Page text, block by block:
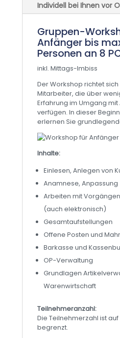
Individell bei Ihnen vor
Gruppen-
Anfänger bis
Personen an 8
inkl. Mittags-Imbiss
Der Workshop richtet
Mitarbeiter, die über
Erfahrung im Umgang mit
verfügen. In dieser
erlernen Sie
Inhalte:
Einlesen, Anlegen von
Anamnese, Anpassung
Arbeiten mit
(auch elektronisch)
Gesamtaufstellungen
Offene Posten und
Barkasse und
OP-Verwaltung
Grundlagen
Warenwirtschaft
Teilnehmeranzahl:
Die Teilnehmerzahl ist auf
begrenzt.